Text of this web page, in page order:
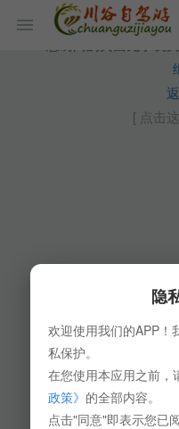
[ 点击
隐
欢迎使用我们的APP！
私保护。
在您使用本应用之前，
政策》 的全部内容。
点击"同意"即表示您已